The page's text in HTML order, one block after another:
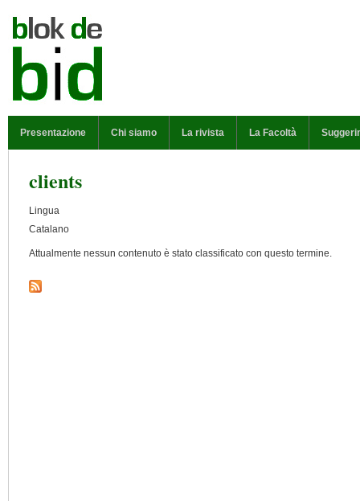
Presentazione Chi siamo La rivista La Facoltà
clients
Lingua
Catalano
Attualmente nessun contenuto è stato classificato con questo termine.